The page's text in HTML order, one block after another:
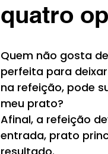
quatro
Quem não gosta
perfeita para
na refeição, pode
meu prato?
Afinal, a refeição
entrada, prato